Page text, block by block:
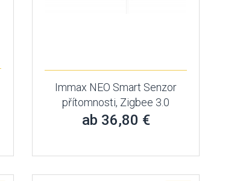
Immax NEO Smart Senzor
přítomnosti, Zigbee 3.0
ab 36,80 €